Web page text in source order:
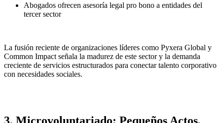
Abogados ofrecen asesoría legal pro bono a entidades del
tercer sector
La fusión reciente de organizaciones líderes como Pyxera Global y
Common Impact señala la madurez de este sector y la demanda
creciente de servicios estructurados para conectar talento corporativo
con necesidades sociales.